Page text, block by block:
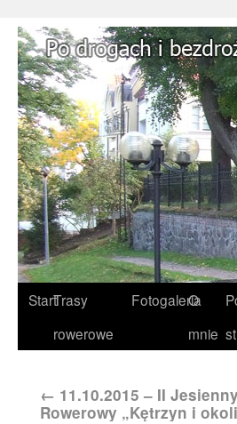
StartTrasy
rowerowe
Fotogaleria
O
mnie
← 11.10.2015 – II
Rowerowy „Kętrzyn i